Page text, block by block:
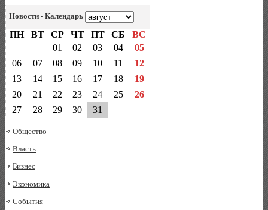
Новости - Календарь
ПН ВТ СР ЧТ ПТ СБ
ВС
01
02 03 04
05
06
07 08 09 10 11
12
13
14 15 16 17 18
19
20
21 22 23 24 25
26
27
28 29 30 31
Общество
Власть
Бизнес
Экономика
События